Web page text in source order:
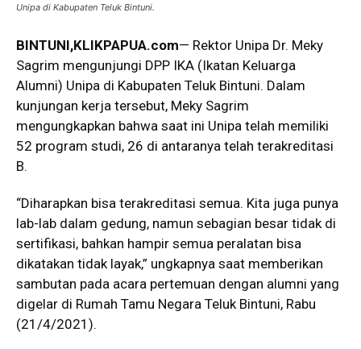
Unipa di Kabupaten Teluk Bintuni.
BINTUNI,KLIKPAPUA.com— Rektor Unipa Dr. Meky
Sagrim mengunjungi DPP IKA (Ikatan Keluarga
Alumni) Unipa di Kabupaten Teluk Bintuni. Dalam
kunjungan kerja tersebut, Meky Sagrim
mengungkapkan bahwa saat ini Unipa telah memiliki
52 program studi, 26 di antaranya telah terakreditasi
B.
“Diharapkan bisa terakreditasi semua. Kita juga punya
lab-lab dalam gedung, namun sebagian besar tidak di
sertifikasi, bahkan hampir semua peralatan bisa
dikatakan tidak layak,” ungkapnya saat memberikan
sambutan pada acara pertemuan dengan alumni yang
digelar di Rumah Tamu Negara Teluk Bintuni, Rabu
(21/4/2021).